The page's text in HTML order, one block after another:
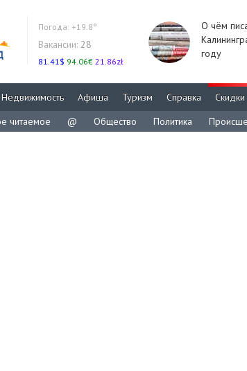
Погода: +19.8°
Вакансии: 28
81.41$ 94.06€ 21.86zł
О чём
году
Недвижимость Афиша Туризм Справка Скидки
читаемое @ Общество Политика